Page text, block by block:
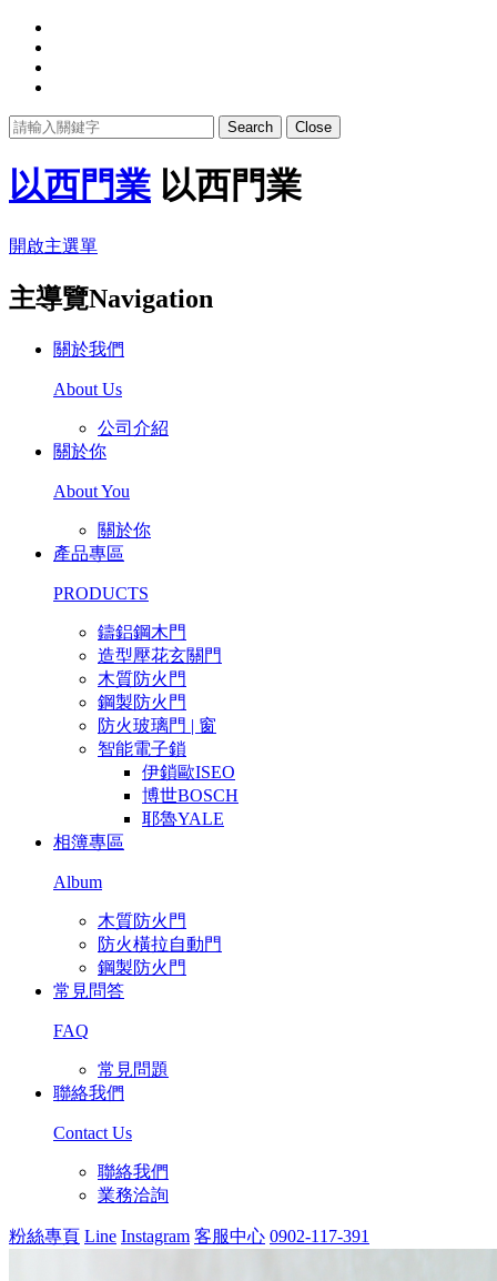
Search Close
以西門業 以西門業
開啟主選單
主導覽Navigation
關於我們
About Us
公司介紹
關於你
About You
關於你
產品專區
PRODUCTS
鑄鋁鋼木門
造型壓花玄關門
木質防火門
鋼製防火門
防火玻璃門 | 窗
智能電子鎖
伊鎖歐ISEO
博世BOSCH
耶魯YALE
相簿專區
Album
木質防火門
防火橫拉自動門
鋼製防火門
常見問答
FAQ
常見問題
聯絡我們
Contact Us
聯絡我們
業務洽詢
粉絲專頁 Line Instagram 客服中心 0902-117-391